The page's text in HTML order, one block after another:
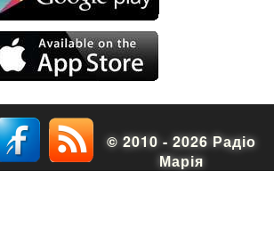
© 2010 - 2026 Радіо
Марія